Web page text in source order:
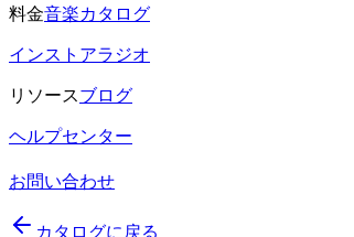
料金音楽カタログ
インストアラジオ
リソースブログ
ヘルプセンター
お問い合わせ
カタログに戻る